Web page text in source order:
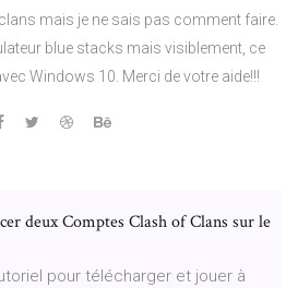
mais je ne sais pas comment faire.
blue stacks mais visiblement, ce
Windows 10. Merci de votre aide!!!
deux Comptes Clash of Clans sur le
pour télécharger et jouer à